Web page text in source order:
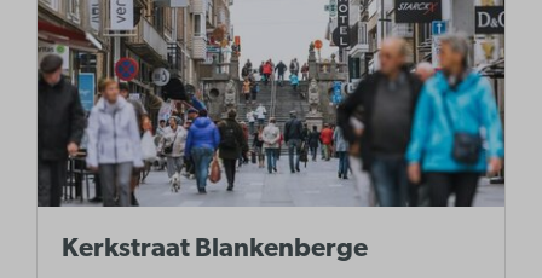
Kerkstraat Blankenberge